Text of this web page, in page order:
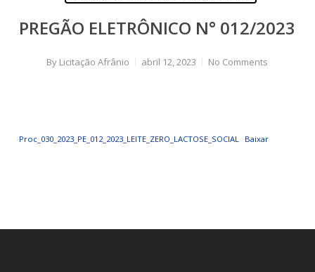
PREGÃO ELETRÔNICO N° 012/2023
By Licitação Afrânio abril 12, 2023 No Comments
Proc_030_2023_PE_012_2023_LEITE_ZERO_LACTOSE_SOCIAL Baixar